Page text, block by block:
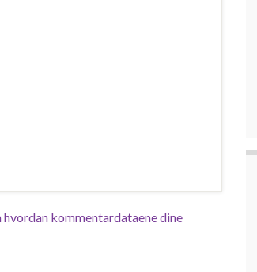
hvordan kommentardataene dine